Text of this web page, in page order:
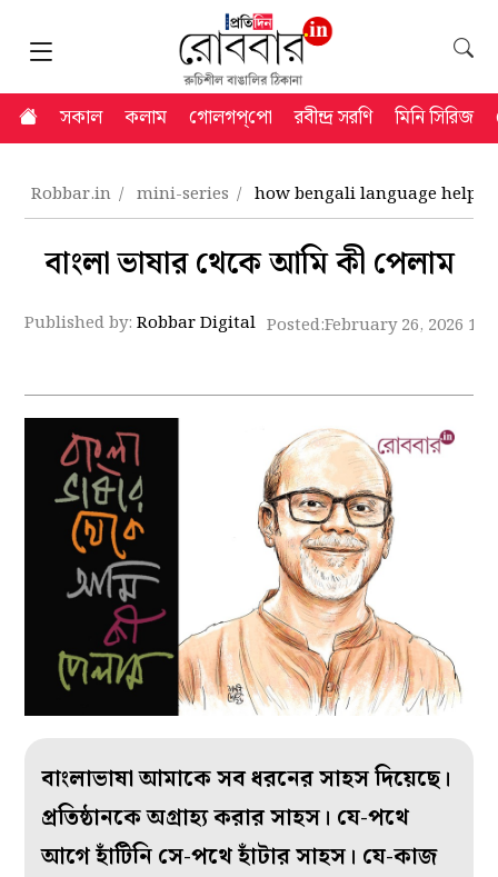
সকাল কলাম গোলগপ্‌পো রবীন্দ্র সরণি মিনি সিরিজ
Robbar.in mini-series how bengali language
বাংলা ভাষার থেকে আমি কী পেলাম
Published by:Robbar Digital Posted:February 26, 2026
বাংলাভাষা আমাকে সব ধরনের সাহস দিয়েছে।
প্রতিষ্ঠানকে অগ্রাহ্য করার সাহস। যে-পথে
আগে হাঁটিনি সে-পথে হাঁটার সাহস। যে-কাজ